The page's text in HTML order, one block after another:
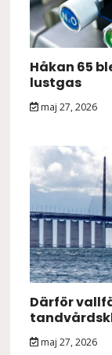
Håkan 65
lustgas
maj 27, 2026
Därför
maj 27, 2026